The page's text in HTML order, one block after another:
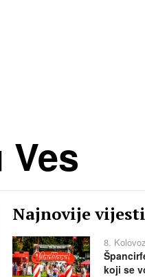
Najnovije vijesti
8.
koji se